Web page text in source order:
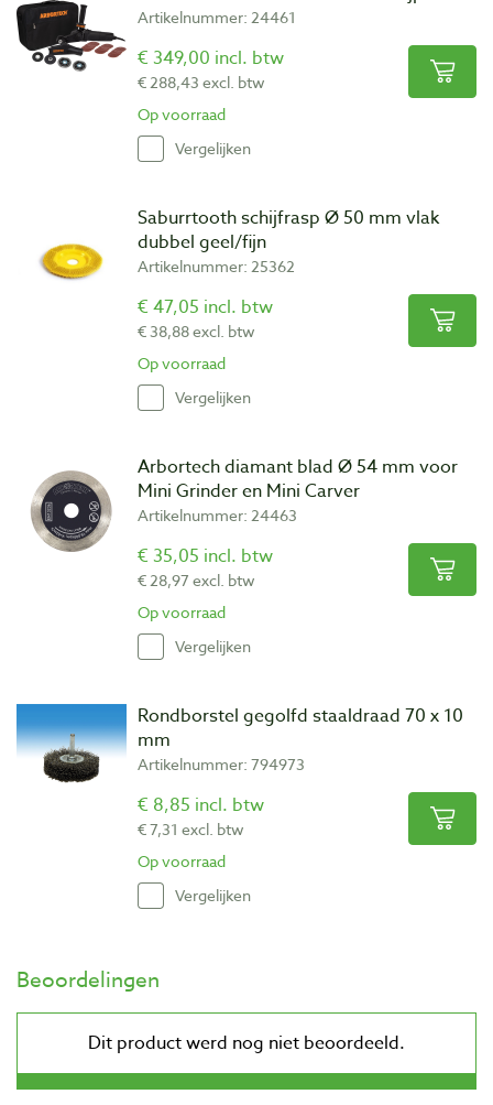
Artikelnummer: 24461
€ 349,00 incl. btw
€ 288,43 excl. btw
Op voorraad
Vergelijken
Saburrtooth schijfrasp Ø 50 mm vlak
dubbel geel/fijn
Artikelnummer: 25362
€ 47,05 incl. btw
€ 38,88 excl. btw
Op voorraad
Vergelijken
Arbortech diamant blad Ø 54 mm voor
Mini Grinder en Mini Carver
Artikelnummer: 24463
€ 35,05 incl. btw
€ 28,97 excl. btw
Op voorraad
Vergelijken
Rondborstel gegolfd staaldraad 70 x 10
mm
Artikelnummer: 794973
€ 8,85 incl. btw
€ 7,31 excl. btw
Op voorraad
Vergelijken
Beoordelingen